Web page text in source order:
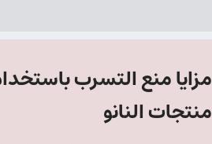
مزايا منع التسرب
منتجات النانو